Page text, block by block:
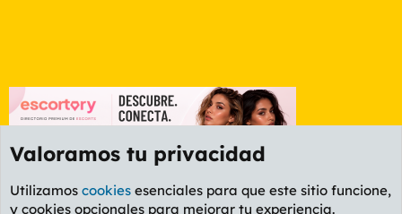
Foro General
Valoramos tu privacidad
Utilizamos cookies esenciales para que este sitio funcione,
y cookies opcionales para mejorar tu experiencia.